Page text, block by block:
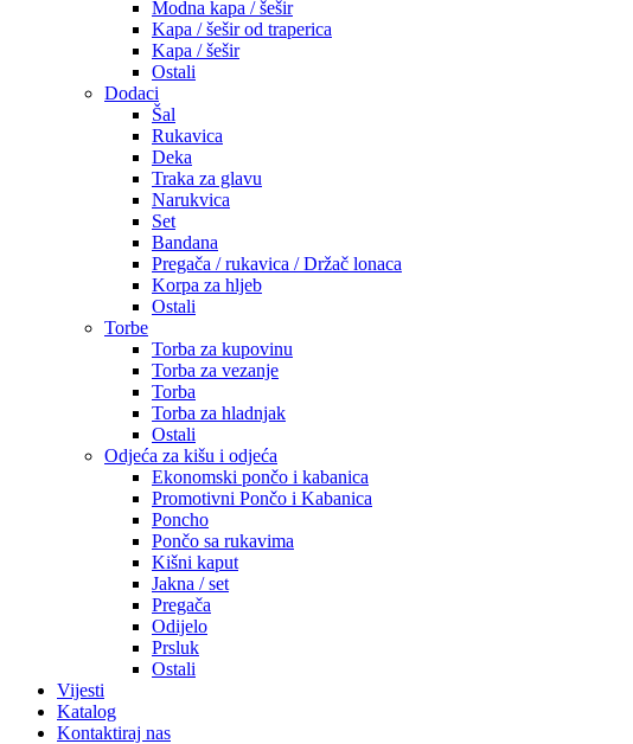
Modna kapa / šešir
Kapa / šešir od traperica
Kapa / šešir
Ostali
Dodaci
Šal
Rukavica
Deka
Traka za glavu
Narukvica
Set
Bandana
Pregača / rukavica / Držač lonaca
Korpa za hljeb
Ostali
Torbe
Torba za kupovinu
Torba za vezanje
Torba
Torba za hladnjak
Ostali
Odjeća za kišu i odjeća
Ekonomski pončo i kabanica
Promotivni Pončo i Kabanica
Poncho
Pončo sa rukavima
Kišni kaput
Jakna / set
Pregača
Odijelo
Prsluk
Ostali
Vijesti
Katalog
Kontaktiraj nas